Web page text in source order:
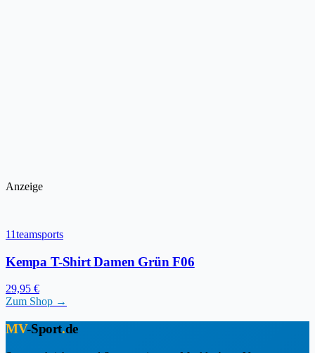
Anzeige
11teamsports
Kempa T-Shirt Damen Grün F06
29,95 €
Zum Shop →
MV-Sport.de